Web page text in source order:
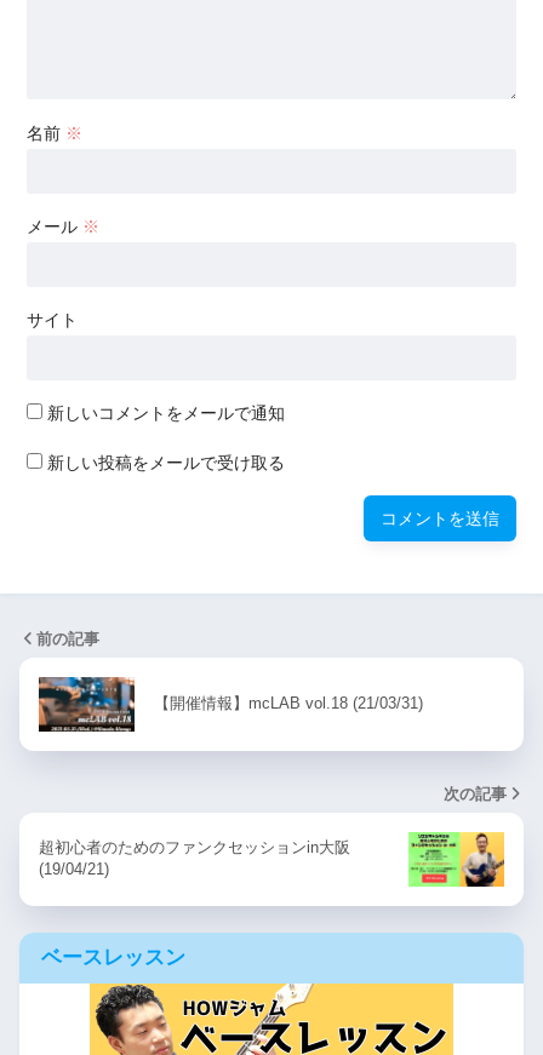
名前 ※
メール ※
サイト
新しいコメントをメールで通知
新しい投稿をメールで受け取る
前の記事
【開催情報】mcLAB vol.18 (21/03/31)
次の記事
超初心者のためのファンクセッションin大阪
(19/04/21)
ベースレッスン